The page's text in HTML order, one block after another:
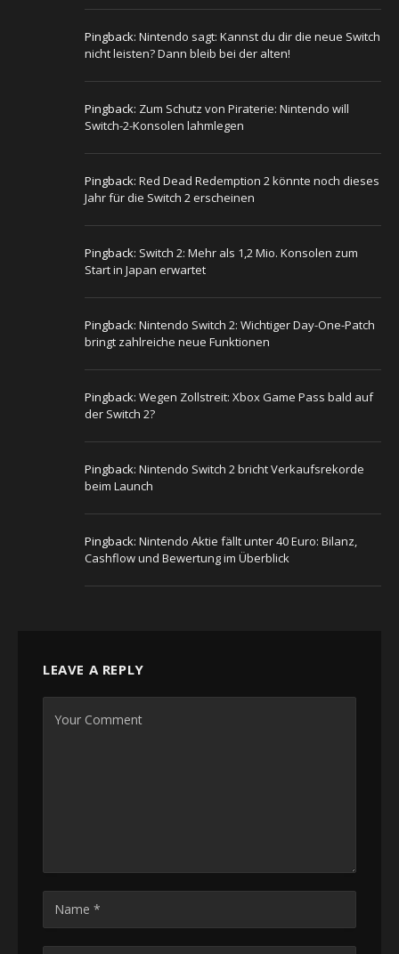
Pingback: Nintendo sagt: Kannst du dir die neue Switch
nicht leisten? Dann bleib bei der alten!
Pingback: Zum Schutz von Piraterie: Nintendo will
Switch-2-Konsolen lahmlegen
Pingback: Red Dead Redemption 2 könnte noch dieses
Jahr für die Switch 2 erscheinen
Pingback: Switch 2: Mehr als 1,2 Mio. Konsolen zum
Start in Japan erwartet
Pingback: Nintendo Switch 2: Wichtiger Day-One-Patch
bringt zahlreiche neue Funktionen
Pingback: Wegen Zollstreit: Xbox Game Pass bald auf
der Switch 2?
Pingback: Nintendo Switch 2 bricht Verkaufsrekorde
beim Launch
Pingback: Nintendo Aktie fällt unter 40 Euro: Bilanz,
Cashflow und Bewertung im Überblick
LEAVE A REPLY